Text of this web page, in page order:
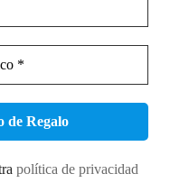
política de privacidad